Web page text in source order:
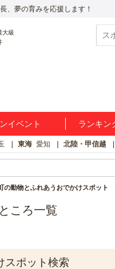
、夢の育みを応援します！
イベント ランキン
東海 愛知 北陸・甲信越
の動物とふれあうおでかけスポット
ころ一覧
スポット検索